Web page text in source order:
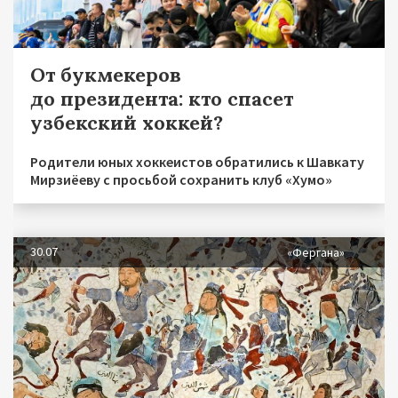
От букмекеров
до президента: кто спасет
узбекский хоккей?
Родители юных хоккеистов обратились к Шавкату
Мирзиёеву с просьбой сохранить клуб «Хумо»
30.07 «Фергана»